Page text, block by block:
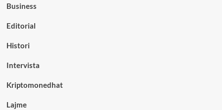
Business
Editorial
Histori
Intervista
Kriptomonedhat
Lajme